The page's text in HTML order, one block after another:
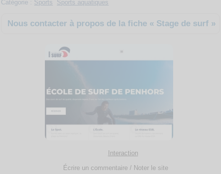
Catégorie : Sports Sports aquatiques
Nous contacter à propos de la fiche « Stage de surf »
Interaction
Écrire un commentaire / Noter le site